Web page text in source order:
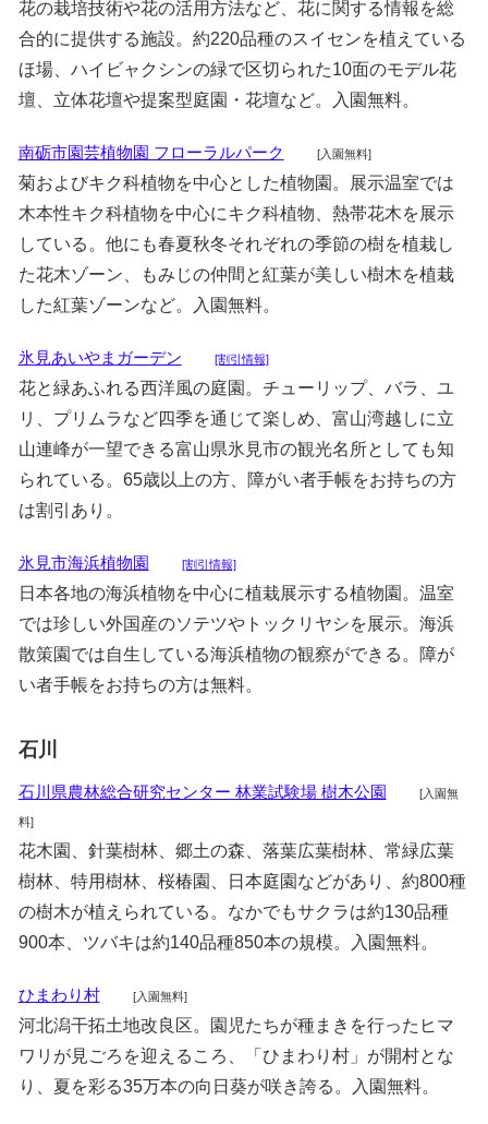
花の栽培技術や花の活用方法など、花に関する情報を総
合的に提供する施設。約220品種のスイセンを植えている
ほ場、ハイビャクシンの緑で区切られた10面のモデル花
壇、立体花壇や提案型庭園・花壇など。入園無料。
南砺市園芸植物園 フローラルパーク [入園無料]
菊およびキク科植物を中心とした植物園。展示温室では
木本性キク科植物を中心にキク科植物、熱帯花木を展示
している。他にも春夏秋冬それぞれの季節の樹を植栽し
た花木ゾーン、もみじの仲間と紅葉が美しい樹木を植栽
した紅葉ゾーンなど。入園無料。
氷見あいやまガーデン [割引情報]
花と緑あふれる西洋風の庭園。チューリップ、バラ、ユ
リ、プリムラなど四季を通じて楽しめ、富山湾越しに立
山連峰が一望できる富山県氷見市の観光名所としても知
られている。65歳以上の方、障がい者手帳をお持ちの方
は割引あり。
氷見市海浜植物園 [割引情報]
日本各地の海浜植物を中心に植栽展示する植物園。温室
では珍しい外国産のソテツやトックリヤシを展示。海浜
散策園では自生している海浜植物の観察ができる。障が
い者手帳をお持ちの方は無料。
石川
石川県農林総合研究センター 林業試験場 樹木公園 [入園無
料]
花木園、針葉樹林、郷土の森、落葉広葉樹林、常緑広葉
樹林、特用樹林、桜椿園、日本庭園などがあり、約800種
の樹木が植えられている。なかでもサクラは約130品種
900本、ツバキは約140品種850本の規模。入園無料。
ひまわり村 [入園無料]
河北潟干拓土地改良区。園児たちが種まきを行ったヒマ
ワリが見ごろを迎えるころ、「ひまわり村」が開村とな
り、夏を彩る35万本の向日葵が咲き誇る。入園無料。